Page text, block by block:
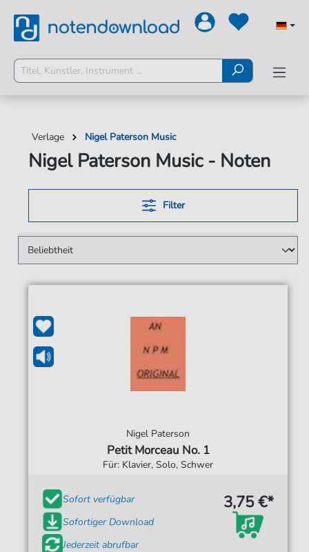
Verlage Nigel Paterson Music
Nigel Paterson Music - Noten
Filter
Nigel Paterson
Petit Morceau No. 1
Für: Klavier, Solo, Schwer
Sofort verfügbar
Sofortiger Download
Jederzeit abrufbar
3,75 €*